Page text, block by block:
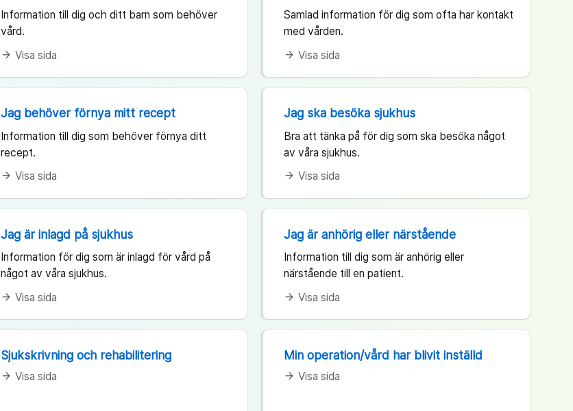
Information till dig och ditt barn som behöver
vård.
arrow_forward Visa sida
Samlad information för dig som ofta har kontakt
med vården.
arrow_forward Visa sida
Jag behöver förnya mitt recept
Information till dig som behöver förnya ditt
recept.
arrow_forward Visa sida
Jag ska besöka sjukhus
Bra att tänka på för dig som ska besöka något
av våra sjukhus.
arrow_forward Visa sida
Jag är inlagd på sjukhus
Information för dig som är inlagd för vård på
något av våra sjukhus.
arrow_forward Visa sida
Jag är anhörig eller närstående
Information till dig som är anhörig eller
närstående till en patient.
arrow_forward Visa sida
Sjukskrivning och rehabilitering
arrow_forward Visa sida
Min operation/vård har blivit inställd
arrow_forward Visa sida